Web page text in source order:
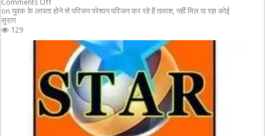
Comments Off
on युवक के लापता होने से परिजन परेशान परिजन कर रहे हैं तलाश, नहीं मिल पा रहा कोई
सुराग
129